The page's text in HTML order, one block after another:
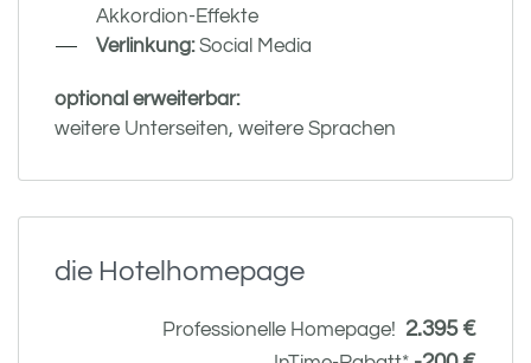
Akkordion-Effekte
Verlinkung:Social Media
optional erweiterbar:
weitere Unterseiten, weitere Sprachen
die Hotelhomepage
Professionelle Homepage! 2.395 €